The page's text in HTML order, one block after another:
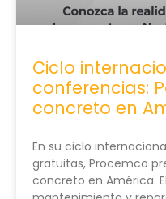
Ciclo
conferencias:
concreto en
En su ciclo
gratuitas, Procemco
concreto en América.